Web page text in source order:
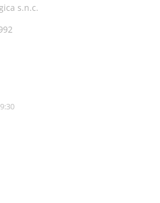
s.n.c.